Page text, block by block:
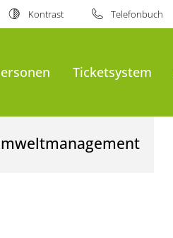
Kontrast Telefonbuch
Ticketsystem